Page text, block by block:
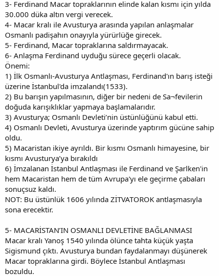
3- Ferdinand Macar topraklarının elinde kalan kısmı için yılda
30.000 düka altın vergi verecek.
4- Macar kralı ile Avusturya arasında yapılan anlaşmalar
Osmanlı padişahın onayıyla yürürlüğe girecek.
5- Ferdinand, Macar topraklarına saldırmayacak.
6- Anlaşma Ferdinand uyduğu sürece geçerli olacak.
Önemi:
1) İlk Osmanlı-Avusturya Antlaşması, Ferdinand'ın barış isteği
üzerine İstanbul'da imzalandı(1533).
2) Bu barışın yapılmasının, diğer bir nedeni de Sa¬fevilerin
doğuda karışıklıklar yapmaya başlamalarıdır.
3) Avusturya; Osmanlı Devleti’nin üstünlüğünü kabul etti.
4) Osmanlı Devleti, Avusturya üzerinde yaptırım gücüne sahip
oldu.
5) Macaristan ikiye ayrıldı. Bir kısmı Osmanlı himayesine, bir
kısmı Avusturya’ya bırakıldı
6) İmzalanan İstanbul Antlaşması ile Ferdinand ve Şarlken'in
hem Macaristan hem de tüm Avrupa'yı ele geçirme çabaları
sonuçsuz kaldı.
NOT: Bu üstünlük 1606 yılında ZİTVATOROK antlaşmasıyla
sona erecektir.
5- MACARİSTAN’IN OSMANLI DEVLETİNE BAĞLANMASI
Macar kralı Yanoş 1540 yılında ölünce tahta küçük yaşta
Sigismund çıktı. Avusturya bundan faydalanmayı düşünerek
Macar topraklarına girdi. Böylece İstanbul Antlaşması
bozuldu.